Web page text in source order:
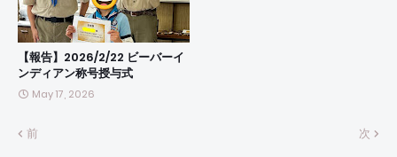
【報告】2026/2/22 ビーバーイ
ンディアン称号授与式
May 17, 2026
前 次